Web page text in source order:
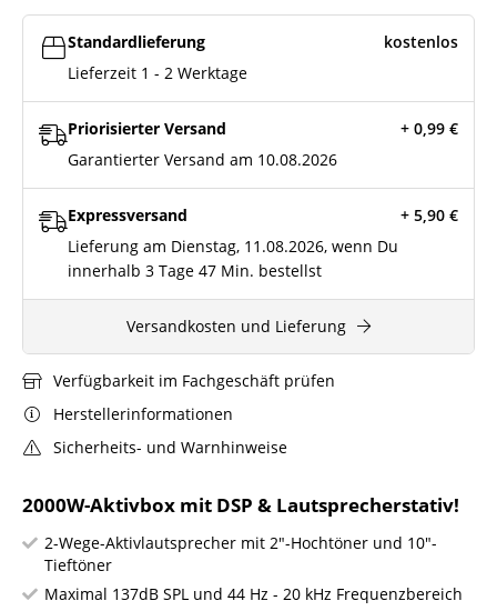
2000W-Aktivbox mit DSP & Lautsprecherstativ!
2-Wege-Aktivlautsprecher mit 2"-Hochtöner und 10"-
Tieftöner
Maximal 137dB SPL und 44 Hz - 20 kHz Frequenzbereich
Standardlieferung
kostenlos
Lieferzeit 1 - 2 Werktage
Priorisierter Versand + 0,99 €
Garantierter Versand am 10.08.2026
Expressversand + 5,90 €
Lieferung am Dienstag, 11.08.2026, wenn Du
innerhalb3 Tage 47 Min. bestellst
Versandkosten und Lieferung
Verfügbarkeit im Fachgeschäft prüfen
Herstellerinformationen
Sicherheits- und Warnhinweise